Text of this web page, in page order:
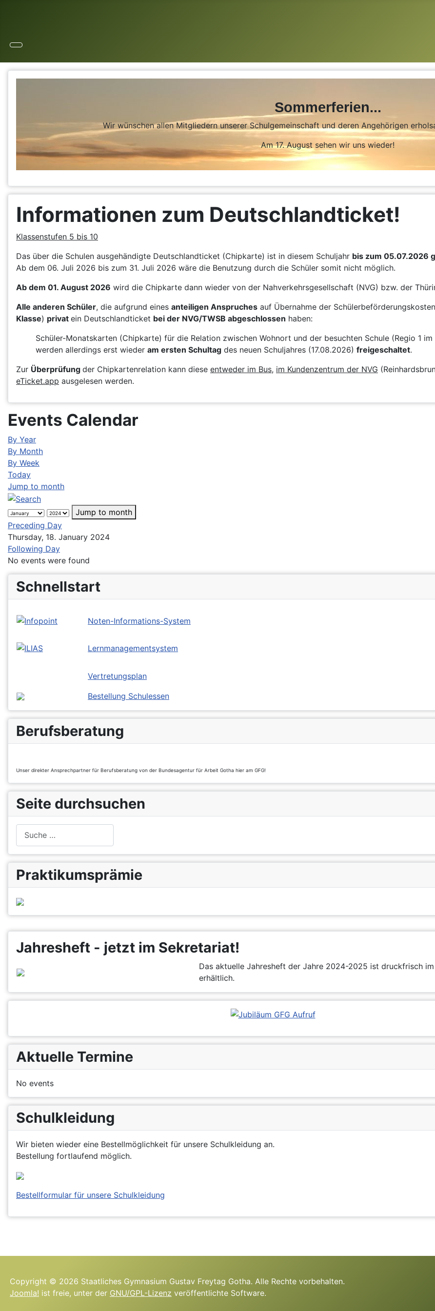
Jahresheft - jetzt im Sekretariat!
Das aktuelle Jahresheft der Jahre 2024-2025 ist druckfrisch
erhältlich.
Aktuelle Termine
No events
Schulkleidung
Wir bieten wieder eine Bestellmöglichkeit für unsere Schulkleidung an.
Bestellung fortlaufend möglich.
Bestellformular für unsere Schulkleidung
Sommerferien...
Wir wünschen allen Mitgliedern unserer Schulgemeinschaft und deren Angehörigen
Am 17. August sehen wir uns wieder!
Informationen zum Deutschlandticket!
Klassenstufen 5 bis 10
Das über die Schulen ausgehändigte Deutschlandticket (Chipkarte) ist in diesem Schuljahr bis zum 05.07.2026
Ab dem 06. Juli 2026 bis zum 31. Juli 2026 wäre die Benutzung durch die Schüler somit nicht möglich.
Ab dem 01. August 2026 wird die Chipkarte dann wieder von der Nahverkehrsgesellschaft (NVG) bzw. der
Alle anderen Schüler, die aufgrund eines anteiligen Anspruches auf Übernahme der
Klasse) privat ein Deutschlandticket bei der NVG/TWSB abgeschlossen haben:
Schüler-Monatskarten (Chipkarte) für die Relation zwischen Wohnort und der besuchten Schule (Regio 1
werden allerdings erst wieder am ersten Schultag des neuen Schuljahres (17.08.2026) freigeschaltet.
Zur Überprüfung der Chipkartenrelation kann diese entweder im Bus, im Kundenzentrum der NVG
eTicket.app ausgelesen werden.
Events Calendar
By Year
By Month
By Week
Today
Jump to month
Jump to month
Preceding Day
Thursday, 18. January 2024
Following Day
No events were found
Schnellstart
Noten-Informations-System
Lernmanagementsystem
Vertretungsplan
Bestellung Schulessen
Berufsberatung
Unser direkter Ansprechpartner für Berufsberatung von der Bundesagentur für Arbeit Gotha hier am GFG!
Seite durchsuchen
Praktikumsprämie
Copyright © 2026 Staatliches Gymnasium Gustav Freytag Gotha. Alle Rechte vorbehalten.
Joomla! ist freie, unter der GNU/GPL-Lizenz veröffentlichte Software.